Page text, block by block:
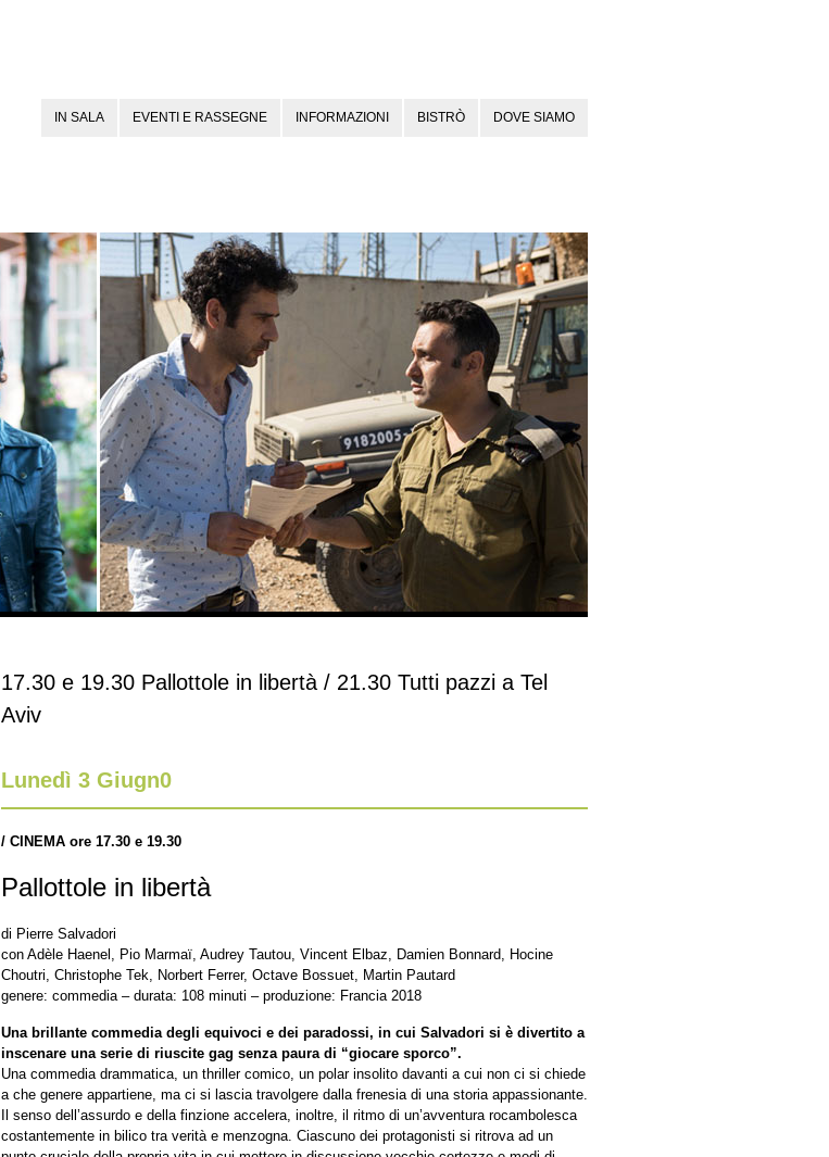
IN SALA EVENTI E RASSEGNE INFORMAZIONI BISTRÒ DOVE SIAMO
17.30 e 19.30 Pallottole in libertà / 21.30 Tutti pazzi a Tel
Aviv
Lunedì 3 Giugn0
/ CINEMA ore 17.30 e 19.30
Pallottole in libertà
di Pierre Salvadori
con Adèle Haenel, Pio Marmaï, Audrey Tautou, Vincent Elbaz, Damien Bonnard, Hocine
Choutri, Christophe Tek, Norbert Ferrer, Octave Bossuet, Martin Pautard
genere: commedia – durata: 108 minuti – produzione: Francia 2018
Una brillante commedia degli equivoci e dei paradossi, in cui Salvadori si è divertito a
inscenare una serie di riuscite gag senza paura di “giocare sporco”.
Una commedia drammatica, un thriller comico, un polar insolito davanti a cui non ci si chiede
a che genere appartiene, ma ci si lascia travolgere dalla frenesia di una storia appassionante.
Il senso dell’assurdo e della finzione accelera, inoltre, il ritmo di un’avventura rocambolesca
costantemente in bilico tra verità e menzogna. Ciascuno dei protagonisti si ritrova ad un